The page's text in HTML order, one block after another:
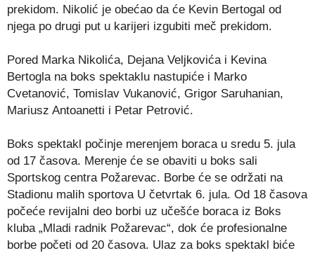
prekidom. Nikolić je obećao da će Kevin Bertogal od
njega po drugi put u karijeri izgubiti meč prekidom.
Pored Marka Nikolića, Dejana Veljkovića i Kevina
Bertogla na boks spektaklu nastupiće i Marko
Cvetanović, Tomislav Vukanović, Grigor Saruhanian,
Mariusz Antoanetti i Petar Petrović.
Boks spektakl počinje merenjem boraca u sredu 5. jula
od 17 časova. Merenje će se obaviti u boks sali
Sportskog centra Požarevac. Borbe će se održati na
Stadionu malih sportova U četvrtak 6. jula. Od 18 časova
počeće revijalni deo borbi uz učešće boraca iz Boks
kluba „Mladi radnik Požarevac“, dok će profesionalne
borbe početi od 20 časova. Ulaz za boks spektakl biće